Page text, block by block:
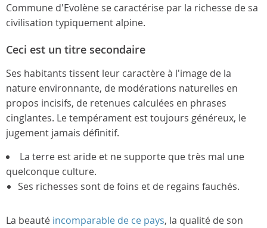
Commune d'Evolène se caractérise par la richesse de sa
civilisation typiquement alpine.
Ceci est un titre secondaire
Ses habitants tissent leur caractère à l'image de la
nature environnante, de modérations naturelles en
propos incisifs, de retenues calculées en phrases
cinglantes. Le tempérament est toujours généreux, le
jugement jamais définitif.
La terre est aride et ne supporte que très mal une
quelconque culture.
Ses richesses sont de foins et de regains fauchés.
La beauté incomparable de ce pays, la qualité de son